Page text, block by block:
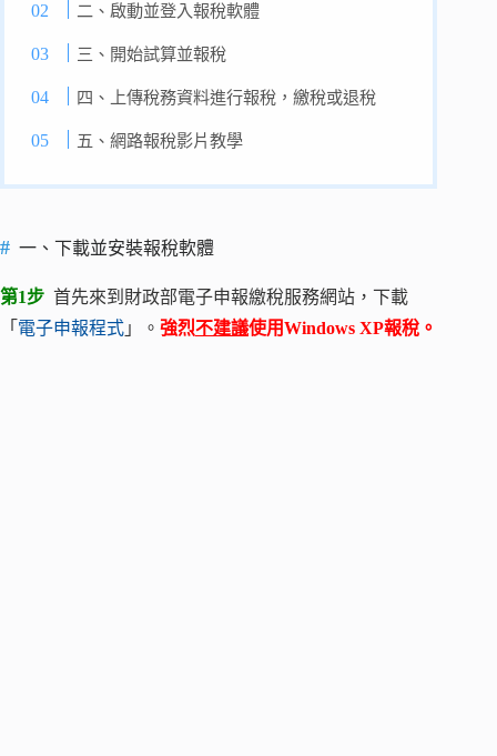
二、啟動並登入報稅軟體
三、開始試算並報稅
四、上傳稅務資料進行報稅，繳稅或退稅
五、網路報稅影片教學
一、下載並安裝報稅軟體
第1步 首先來到財政部電子申報繳稅服務網站，下載
「 電子申報程式 」。 強烈不建議使用Windows XP報稅。